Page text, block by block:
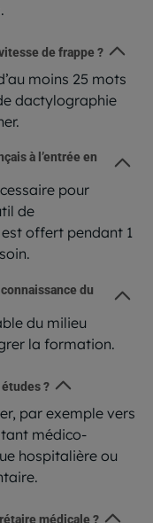
de frappe ?
moins 25 mots
dactylographie
à l’entrée en
pour
de
offert pendant 1
du
du milieu
la formation.
?
par exemple vers
médico-
hospitalière ou
médicale ?